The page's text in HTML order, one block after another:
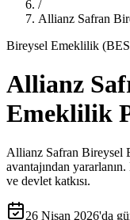
/
Allianz Safran
Bireysel Emeklilik
Allianz
Emeklilik
Allianz Safran Bireysel
avantajından
ve devlet katkısı.
26 Nisan 2026'da